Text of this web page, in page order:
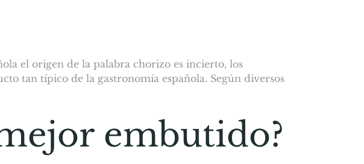
el origen de la palabra chorizo es incierto, los
tan típico de la gastronomía española. Según diversos
embutido?